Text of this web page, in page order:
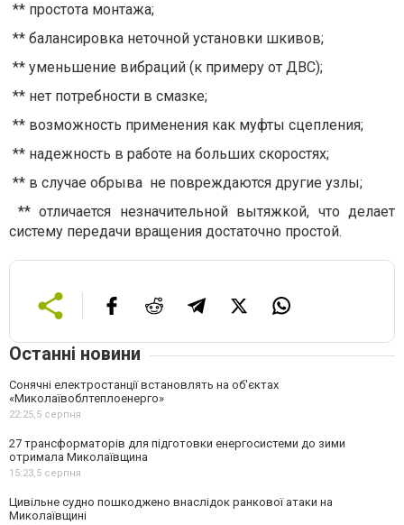
** простота монтажа;
** балансировка неточной установки шкивов;
** уменьшение вибраций (к примеру от ДВС);
** нет потребности в смазке;
** возможность применения как муфты сцепления;
** надежность в работе на больших скоростях;
** в случае обрыва не повреждаются другие узлы;
** отличается незначительной вытяжкой, что делает
систему передачи вращения достаточно простой.
Останні новини
Сонячні електростанції встановлять на об'єктах
«Миколаївоблтеплоенерго»
22:25,5 серпня
27 трансформаторів для підготовки енергосистеми до зими
отримала Миколаївщина
15:23,5 серпня
Цивільне судно пошкоджено внаслідок ранкової атаки на
Миколаївщині